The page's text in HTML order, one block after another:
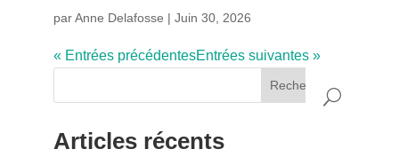
parAnne Delafosse | Juin 30, 2026
« Entrées précédentesEntrées suivantes »
Rechercher
Articles récents